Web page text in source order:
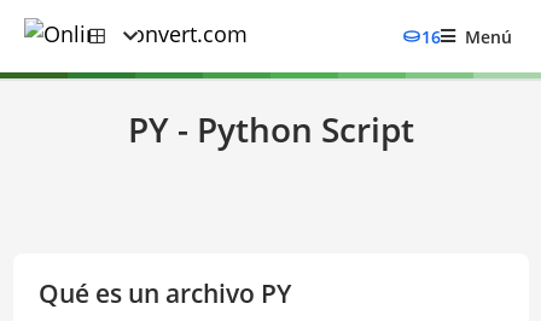
16 Menú
PY - Python Script
Qué es un archivo PY